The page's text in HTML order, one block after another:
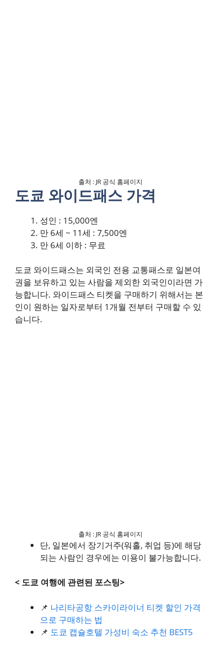
출처 : JR 공식 홈페이지
도쿄 와이드패스 가격
성인 : 15,000엔
만 6세 ~ 11세 : 7,500엔
만 6세 이하 : 무료
도쿄 와이드패스는 외국인 전용 교통패스로 일본여
권을 보유하고 있는 사람을 제외한 외국인이라면 가
능합니다. 와이드패스 티켓을 구매하기 위해서는 본
인이 원하는 일자로부터 1개월 전부터 구매할 수 있
습니다.
출처 : JR 공식 홈페이지
단, 일본에서 장기거주(워홀, 취업 등)에 해당
되는 사람인 경우에는 이용이 불가능합니다.
< 도쿄 여행에 관련된 포스팅>
📌 나리타공항 스카이라이너 티켓 할인 가격
으로 구매하는 법
📌 도쿄 캡슐호텔 가성비 숙소 추천 BEST5